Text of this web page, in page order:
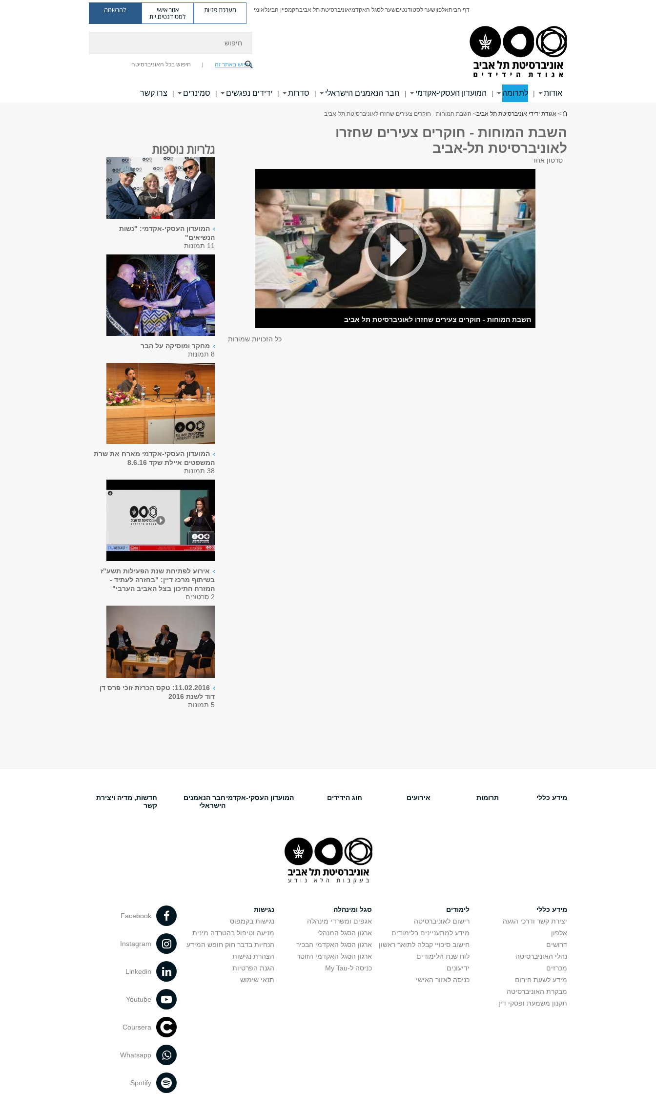
דף הביתאלפוןשער לסטודנטיםשער לסגל האקדמיאוניברסיטת תל אביבהקמפיין הבינלאומי מערכת פניות אזור אישי
לסטודנטים.יות
להרשמה
חיפוש באתר זה חיפוש בכל האוניברסיטה
אודות | לתרומה | המועדון העסקי-אקדמי | חבר הנאמנים הישראלי | סדרות | ידידים נפגשים | סמינרים | צרו קשר
הינך נמצא כאן
> אגודת ידידי אוניברסיטת תל אביב> השבת המוחות - חוקרים צעירים שחזרו לאוניברסיטת תל-אביב
השבת המוחות - חוקרים צעירים שחזרו
לאוניברסיטת תל-אביב
גלריות נוספות
המועדון העסקי-אקדמי: "נשות
הנשיאים"
11 תמונות
מחקר ומוסיקה על הבר
8 תמונות
המועדון העסקי-אקדמי מארח את שרת
המשפטים איילת שקד 8.6.16
38 תמונות
אירוע לפתיחת שנת הפעילות תשע"ז
בשיתוף מרכז דיין: "בחזרה לעתיד -
המזרח התיכון בצל האביב הערבי"
2 סרטונים
11.02.2016: טקס הכרזת זוכי פרס דן
דוד לשנת 2016
5 תמונות
סרטון אחד
השבת המוחות - חוקרים צעירים שחזרו לאוניברסיטת תל אביב
כל הזכויות שמורות
מידע כללי תרומות אירועים חוג הידידים המועדון העסקי-אקדמיחבר הנאמנים
הישראלי
חדשות, מדיה ויצירת
קשר
מידע כללי
יצירת קשר ודרכי הגעה
אלפון
דרושים
נהלי האוניברסיטה
מכרזים
מידע לשעת חירום
מבקרת האוניברסיטה
תקנון משמעת ופסקי דין
לימודים
רישום לאוניברסיטה
מידע למתעניינים בלימודים
חישוב סיכויי קבלה לתואר ראשון
לוח שנת הלימודים
ידיעונים
כניסה לאזור האישי
סגל ומינהלה
אגפים ומשרדי מינהלה
ארגון הסגל המנהלי
ארגון הסגל האקדמי הבכיר
ארגון הסגל האקדמי הזוטר
כניסה ל-My Tau
נגישות
נגישות בקמפוס
מניעה וטיפול בהטרדה מינית
הנחיות בדבר חוק חופש המידע
הצהרת נגישות
הגנת הפרטיות
תנאי שימוש
Facebook
Instagram
Linkedin
Youtube
Coursera
Whatsapp
Spotify